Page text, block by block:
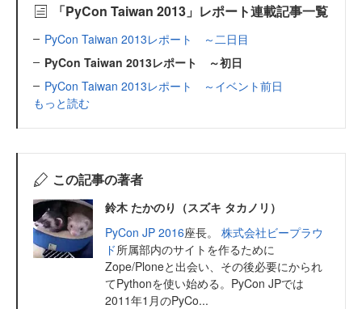
「PyCon Taiwan 2013」レポート連載記事一覧
PyCon Taiwan 2013レポート ～二日目
PyCon Taiwan 2013レポート ～初日
PyCon Taiwan 2013レポート ～イベント前日
もっと読む
この記事の著者
鈴木 たかのり（スズキ タカノリ）
PyCon JP 2016座長。 株式会社ビープラウ
ド所属部内のサイトを作るために
Zope/Ploneと出会い、その後必要にかられ
てPythonを使い始める。PyCon JPでは
2011年1月のPyCo...